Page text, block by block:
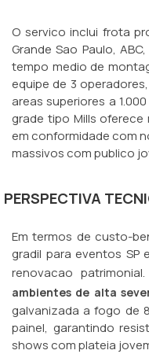
O servico inclui frota
Grande Sao Paulo,
tempo medio de
equipe de 3
areas superiores a
grade tipo Mills
em conformidade com
massivos com publico
PERSPECTIVA
Em termos de custo-
gradil para eventos SP
renovacao
ambientes de alta
galvanizada a fogo de
painel, garantindo
shows com plateia